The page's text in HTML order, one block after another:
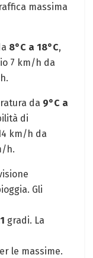
massima
8°C a 18°C,
7 km/h da
da 9°C a
di
km/h da
h.
Gli
gradi. La
le massime.